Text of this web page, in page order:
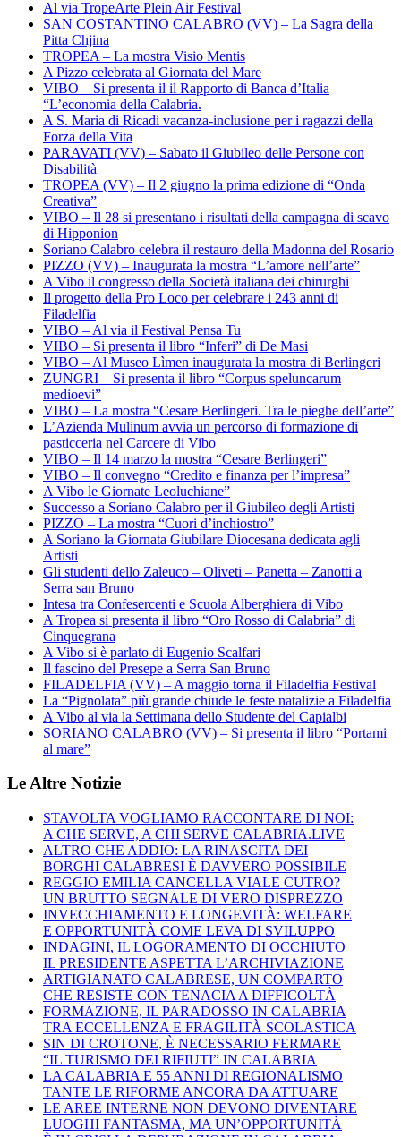
Al via TropeArte Plein Air Festival
SAN COSTANTINO CALABRO (VV) – La Sagra della
Pitta Chjina
TROPEA – La mostra Visio Mentis
A Pizzo celebrata al Giornata del Mare
VIBO – Si presenta il il Rapporto di Banca d’Italia
“L’economia della Calabria.
A S. Maria di Ricadi vacanza-inclusione per i ragazzi della
Forza della Vita
PARAVATI (VV) – Sabato il Giubileo delle Persone con
Disabilità
TROPEA (VV) – Il 2 giugno la prima edizione di “Onda
Creativa”
VIBO – Il 28 si presentano i risultati della campagna di scavo
di Hipponion
Soriano Calabro celebra il restauro della Madonna del Rosario
PIZZO (VV) – Inaugurata la mostra “L’amore nell’arte”
A Vibo il congresso della Società italiana dei chirurghi
Il progetto della Pro Loco per celebrare i 243 anni di
Filadelfia
VIBO – Al via il Festival Pensa Tu
VIBO – Si presenta il libro “Inferi” di De Masi
VIBO – Al Museo Lìmen inaugurata la mostra di Berlingeri
ZUNGRI – Si presenta il libro “Corpus speluncarum
medioevi”
VIBO – La mostra “Cesare Berlingeri. Tra le pieghe dell’arte”
L’Azienda Mulinum avvia un percorso di formazione di
pasticceria nel Carcere di Vibo
VIBO – Il 14 marzo la mostra “Cesare Berlingeri”
VIBO – Il convegno “Credito e finanza per l’impresa”
A Vibo le Giornate Leoluchiane”
Successo a Soriano Calabro per il Giubileo degli Artisti
PIZZO – La mostra “Cuori d’inchiostro”
A Soriano la Giornata Giubilare Diocesana dedicata agli
Artisti
Gli studenti dello Zaleuco – Oliveti – Panetta – Zanotti a
Serra san Bruno
Intesa tra Confesercenti e Scuola Alberghiera di Vibo
A Tropea si presenta il libro “Oro Rosso di Calabria” di
Cinquegrana
A Vibo si è parlato di Eugenio Scalfari
Il fascino del Presepe a Serra San Bruno
FILADELFIA (VV) – A maggio torna il Filadelfia Festival
La “Pignolata” più grande chiude le feste natalizie a Filadelfia
A Vibo al via la Settimana dello Studente del Capialbi
SORIANO CALABRO (VV) – Si presenta il libro “Portami
al mare”
Le Altre Notizie
STAVOLTA VOGLIAMO RACCONTARE DI NOI:
A CHE SERVE, A CHI SERVE CALABRIA.LIVE
ALTRO CHE ADDIO: LA RINASCITA DEI
BORGHI CALABRESI È DAVVERO POSSIBILE
REGGIO EMILIA CANCELLA VIALE CUTRO?
UN BRUTTO SEGNALE DI VERO DISPREZZO
INVECCHIAMENTO E LONGEVITÀ: WELFARE
E OPPORTUNITÀ COME LEVA DI SVILUPPO
INDAGINI, IL LOGORAMENTO DI OCCHIUTO
IL PRESIDENTE ASPETTA L’ARCHIVIAZIONE
ARTIGIANATO CALABRESE, UN COMPARTO
CHE RESISTE CON TENACIA A DIFFICOLTÀ
FORMAZIONE, IL PARADOSSO IN CALABRIA
TRA ECCELLENZA E FRAGILITÀ SCOLASTICA
SIN DI CROTONE, È NECESSARIO FERMARE
“IL TURISMO DEI RIFIUTI” IN CALABRIA
LA CALABRIA E 55 ANNI DI REGIONALISMO
TANTE LE RIFORME ANCORA DA ATTUARE
LE AREE INTERNE NON DEVONO DIVENTARE
LUOGHI FANTASMA, MA UN’OPPORTUNITÀ